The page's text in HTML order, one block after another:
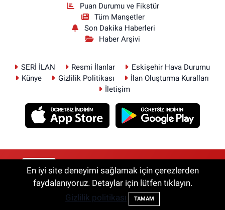
Puan Durumu ve Fikstür
Tüm Manşetler
Son Dakika Haberleri
Haber Arşivi
SERİ İLAN Resmi İlanlar
Eskişehir Hava Durumu
Künye
Gizlilik Politikası
İlan Oluşturma Kuralları
İletişim
RSS Copyright © 2026. Her hakkı saklıdır.
Haber Yazılımı:TE Bilişim
En iyi site deneyimi sağlamak için çerezlerden
faydalanıyoruz. Detaylar için lütfen tıklayın.
Gizlilik politikası
TAMAM